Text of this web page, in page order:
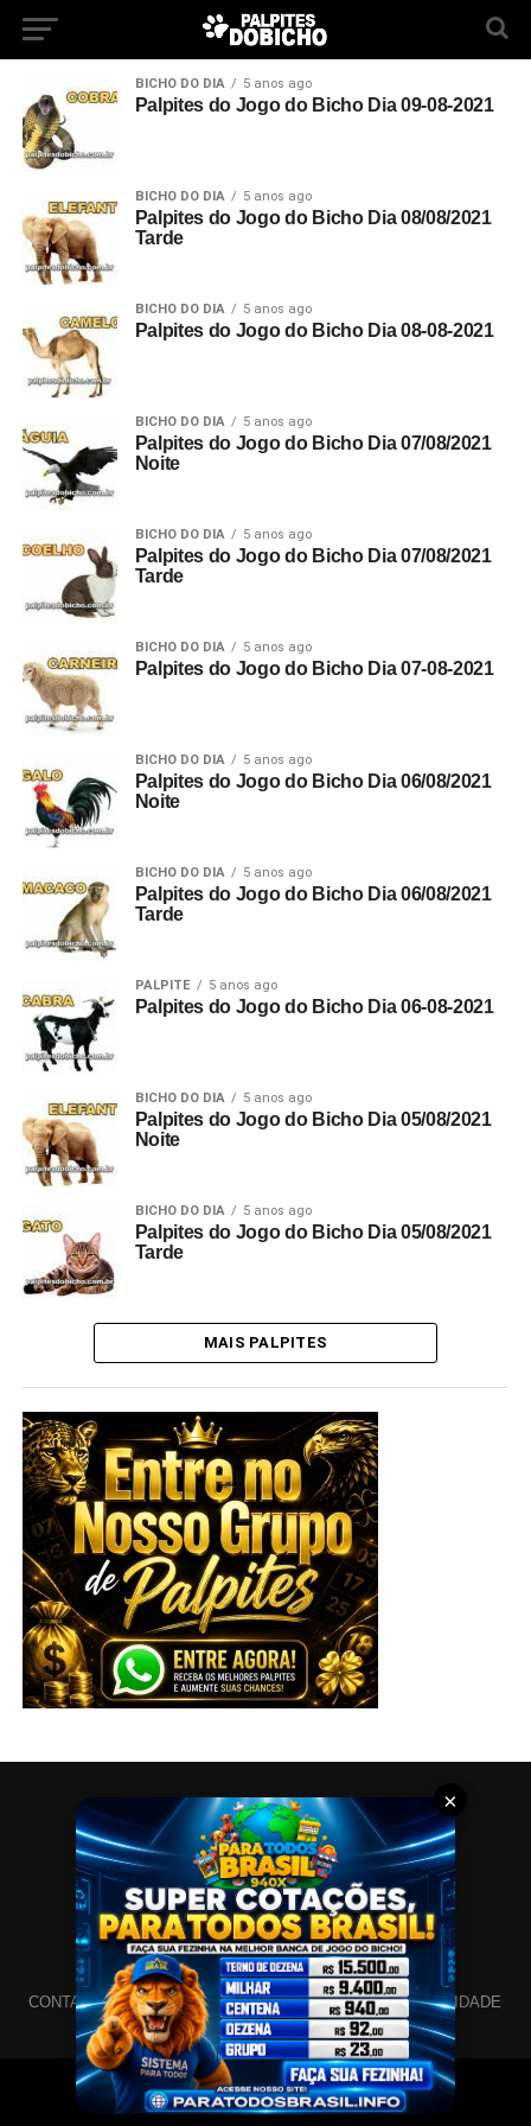
BICHO DO DIA 5 anos ago
Palpites do Jogo do Bicho Dia 09-08-2021
BICHO DO DIA 5 anos ago
Palpites do Jogo do Bicho Dia 08/08/2021
Tarde
BICHO DO DIA 5 anos ago
Palpites do Jogo do Bicho Dia 08-08-2021
BICHO DO DIA 5 anos ago
Palpites do Jogo do Bicho Dia 07/08/2021
Noite
BICHO DO DIA 5 anos ago
Palpites do Jogo do Bicho Dia 07/08/2021
Tarde
BICHO DO DIA 5 anos ago
Palpites do Jogo do Bicho Dia 07-08-2021
BICHO DO DIA 5 anos ago
Palpites do Jogo do Bicho Dia 06/08/2021
Noite
BICHO DO DIA 5 anos ago
Palpites do Jogo do Bicho Dia 06/08/2021
Tarde
PALPITE 5 anos ago
Palpites do Jogo do Bicho Dia 06-08-2021
BICHO DO DIA 5 anos ago
Palpites do Jogo do Bicho Dia 05/08/2021
Noite
BICHO DO DIA 5 anos ago
Palpites do Jogo do Bicho Dia 05/08/2021
Tarde
MAIS PALPITES
CONTATO SITEMAP SOBRE POLÍTICA DE PRIVACIDADE
Copyright © 2017 - Criado por:Mercado Templates
×